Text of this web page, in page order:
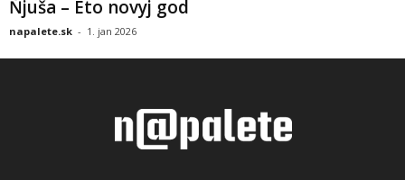
Ňjuša – Eto novyj god
napalete.sk - 1. jan 2026